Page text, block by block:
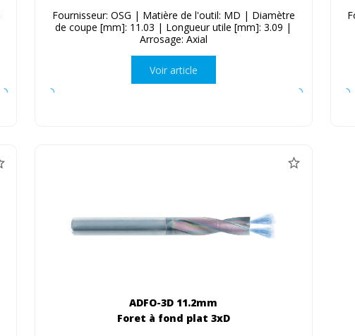
Fournisseur: OSG | Matière de l'outil: MD | Diamètre
de coupe [mm]: 11.03 | Longueur utile [mm]: 3.09 |
Arrosage: Axial
Voir article
ADFO-3D 11.2mm
Foret à fond plat 3xD